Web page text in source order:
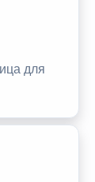
для